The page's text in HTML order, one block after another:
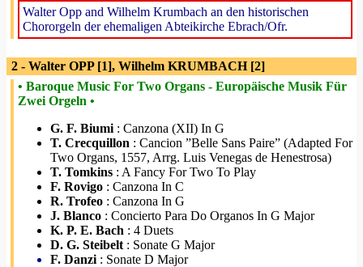
Walter Opp and Wilhelm Krumbach an den historischen
Chororgeln der ehemaligen Abteikirche Ebrach/Ofr.
2 - Walter OPP [1], Wilhelm KRUMBACH [2]
• Baroque Music For Two Organs - Europäische Musik Für
Zwei Orgeln •
G. F. Biumi : Canzona (XII) In G
T. Crecquillon : Cancion ”Belle Sans Paire” (Adapted For
Two Organs, 1557, Arrg. Luis Venegas de Henestrosa)
T. Tomkins : A Fancy For Two To Play
F. Rovigo : Canzona In C
R. Trofeo : Canzona In G
J. Blanco : Concierto Para Do Organos In G Major
K. P. E. Bach : 4 Duets
D. G. Steibelt : Sonate G Major
F. Danzi : Sonate D Major